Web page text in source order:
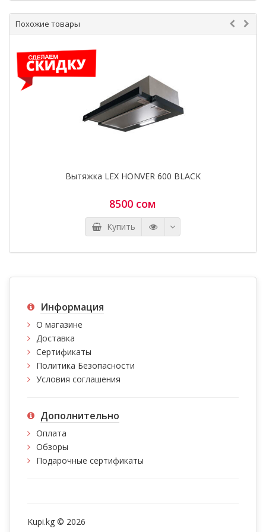
Похожие товары
Вытяжка LEX HONVER 600 BLACK
8500 сом
Купить
Информация
О магазине
Доставка
Сертификаты
Политика Безопасности
Условия соглашения
Дополнительно
Оплата
Обзоры
Подарочные сертификаты
Kupi.kg © 2026